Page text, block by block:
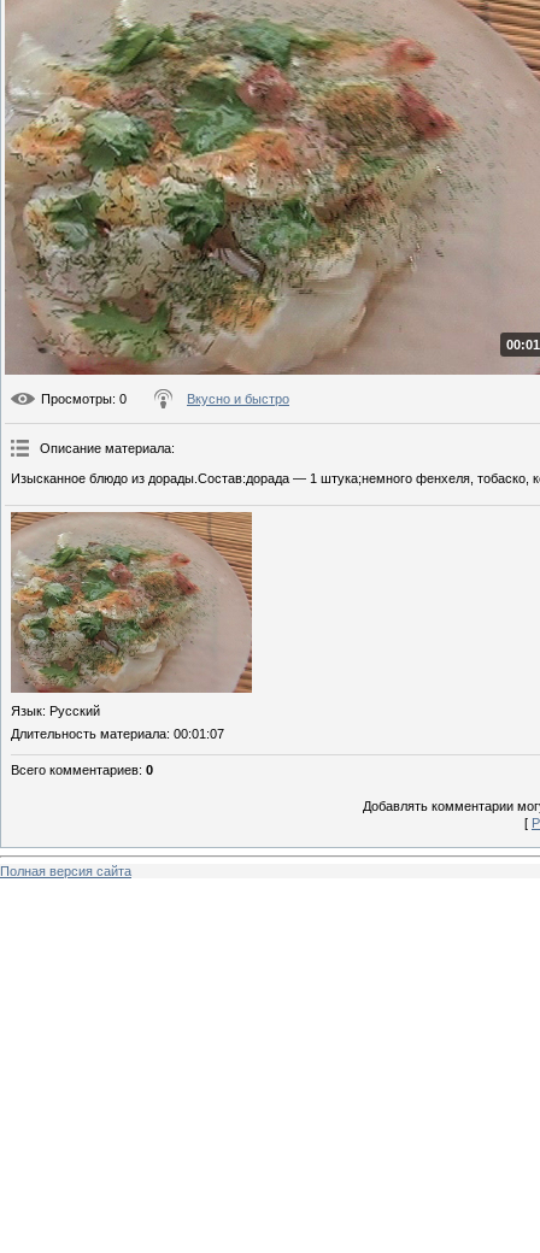
Просмотры: 0 Вкусно и быстро
Описание материала:
Изысканное блюдо из дорады.Состав:дорада — 1 штука;немного фенхеля, тобаско,
Язык: Русский
Длительность материала: 00:01:07
Всего комментариев: 0
Добавлять комментарии
[
Полная версия сайта